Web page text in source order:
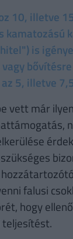
10, illetve
kamatozású
is
5, illetve
vett már
falusi
hogy